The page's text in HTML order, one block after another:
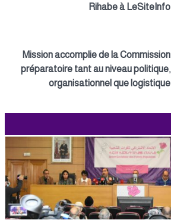
Rihabe à LeSiteInfo
Mission accomplie de la Commission
préparatoire tant au niveau politique,
organisationnel que logistique